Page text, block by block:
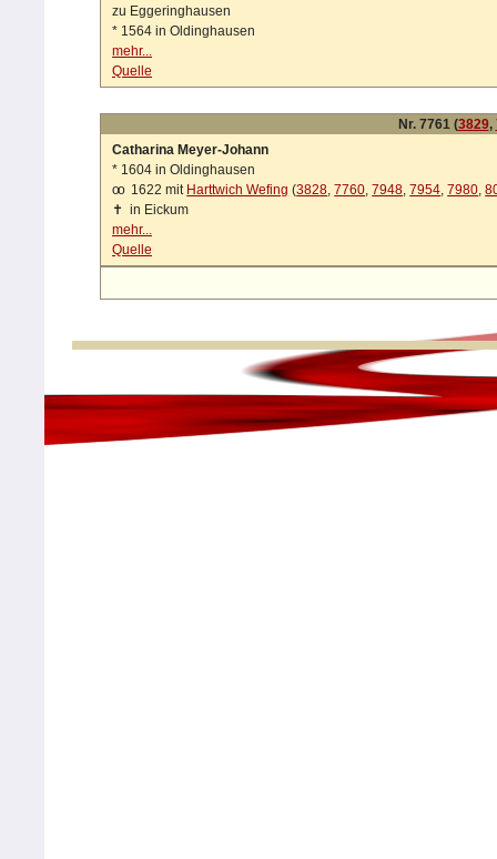
zu Eggeringhausen
* 1564 in Oldinghausen
mehr...
Quelle
Nr. 7761 (3829,
Catharina Meyer-Johann
* 1604 in Oldinghausen
oo
1622 mit Harttwich Wefing (3828,7760,7948,7954,7980,
✝ in Eickum
mehr...
Quelle